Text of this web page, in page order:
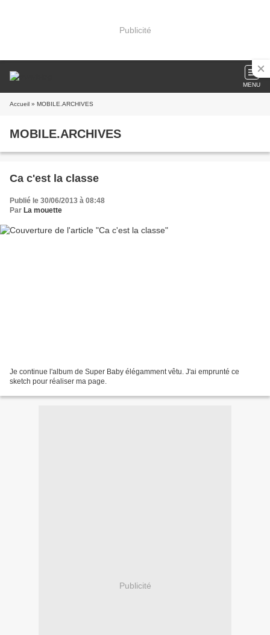
Publicité
MENU
Accueil » MOBILE.ARCHIVES
MOBILE.ARCHIVES
Ca c'est la classe
Publié le 30/06/2013 à 08:48
Par La mouette
Je continue l'album de Super Baby élégamment vêtu. J'ai emprunté ce
sketch pour réaliser ma page.
Publicité